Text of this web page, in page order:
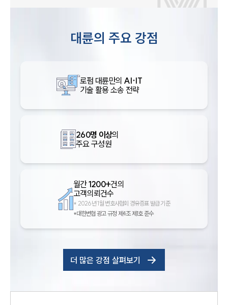
대륜의 주요 강점
로펌 대륜만의 AI·IT
기술 활용 소송 전략
260명 이상의
주요 구성원
월간1200+건의
고객의뢰건수
* 2026년 1월 변호사협회 경유증표 발급 기준
*대한변협 광고 규정 제4조 제1호 준수
더 많은 강점 살펴보기